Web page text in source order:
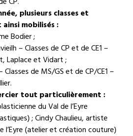
plusieurs classes et
mobilisés :
Bodier ;
– Classes de CP et de CE1 –
Laplace et Vidart ;
de MS/GS et de CP/CE1 –
tout particulièrement :
du Val de l’Eyre
; Cindy Chaulieu, artiste
l’Eyre (atelier et création couture)